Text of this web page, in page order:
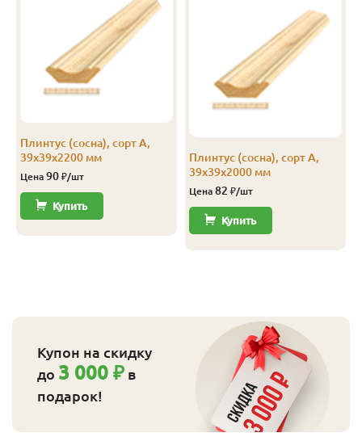
Плинтус (сосна), сорт А,
39х39х2200 мм
Цена 90 ₽/шт
Купить
Плинтус (сосна), сорт А,
39х39х2000 мм
Цена 82 ₽/шт
Купить
Купон на скидку
до 3 000 ₽ в
подарок!